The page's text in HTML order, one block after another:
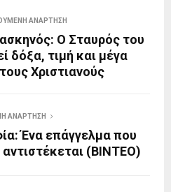
ΑΝΆΡΤΗΣΗ
Ο Σταυρός του
δόξα, τιμή και μέγα
Χριστιανούς
ΑΝΆΡΤΗΣΗ
Ένα επάγγελμα που
(ΒΙΝΤΕΟ)